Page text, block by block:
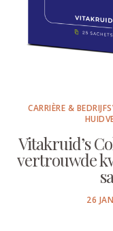
CARRIÈRE &
Vitakruid’s
vertrouwde
26